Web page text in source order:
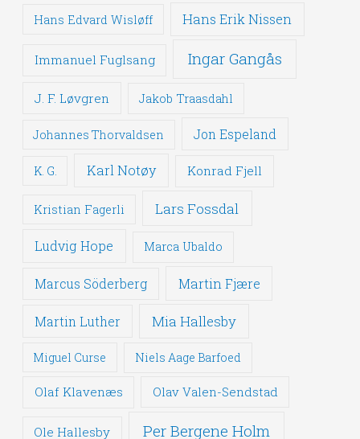
Hans Edvard Wisløff Hans Erik Nissen
Immanuel Fuglsang Ingar Gangås
J. F. Løvgren Jakob Traasdahl
Johannes Thorvaldsen Jon Espeland
K. G. Karl Notøy Konrad Fjell
Kristian Fagerli Lars Fossdal
Ludvig Hope Marca Ubaldo
Marcus Söderberg Martin Fjære
Martin Luther Mia Hallesby
Miguel Curse Niels Aage Barfoed
Olaf Klavenæs Olav Valen-Sendstad
Ole Hallesby Per Bergene Holm